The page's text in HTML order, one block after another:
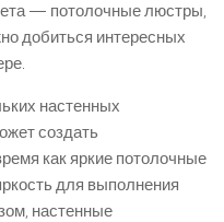
— потолочные люстры,
добиться интересных
настенных
создать
как яркие потолочные
для выполнения
настенные